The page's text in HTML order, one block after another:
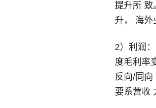
提升所 致
升， 海外
2）利润
度毛利率
反向/同向
要系营收